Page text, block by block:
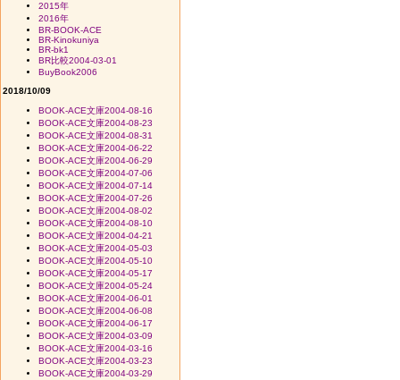
2015年
2016年
BR-BOOK-ACE
BR-Kinokuniya
BR-bk1
BR比較2004-03-01
BuyBook2006
2018/10/09
BOOK-ACE文庫2004-08-16
BOOK-ACE文庫2004-08-23
BOOK-ACE文庫2004-08-31
BOOK-ACE文庫2004-06-22
BOOK-ACE文庫2004-06-29
BOOK-ACE文庫2004-07-06
BOOK-ACE文庫2004-07-14
BOOK-ACE文庫2004-07-26
BOOK-ACE文庫2004-08-02
BOOK-ACE文庫2004-08-10
BOOK-ACE文庫2004-04-21
BOOK-ACE文庫2004-05-03
BOOK-ACE文庫2004-05-10
BOOK-ACE文庫2004-05-17
BOOK-ACE文庫2004-05-24
BOOK-ACE文庫2004-06-01
BOOK-ACE文庫2004-06-08
BOOK-ACE文庫2004-06-17
BOOK-ACE文庫2004-03-09
BOOK-ACE文庫2004-03-16
BOOK-ACE文庫2004-03-23
BOOK-ACE文庫2004-03-29